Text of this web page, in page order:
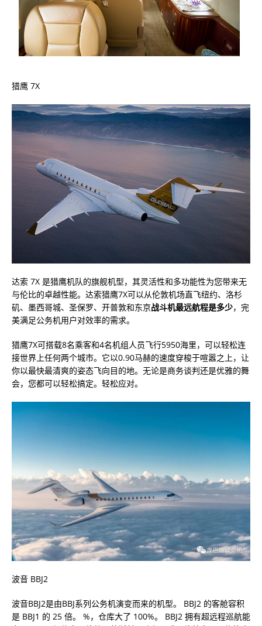
猎鹰 7X
达索 7X 是猎鹰机队的旗舰机型，其灵活性和多功能性为您带来无
与伦比的卓越性能。达索猎鹰7X可以从伦敦机场直飞纽约、洛杉
矶、墨西哥城、圣保罗、开普敦和东京战斗机最远航程是多少，完
美满足公务机用户对效率的需求。
猎鹰7X可搭载8名乘客和4名机组人员飞行5950海里，可以轻松连
接世界上任何两个城市。它以0.90马赫的速度穿梭于喧嚣之上，让
你以最快最清爽的姿态飞向目的地。无论是商务谈判还是优雅的舞
会，您都可以轻松搞定。轻松应对。
波音 BBJ2
波音BBJ2是由BBJ系列公务机演变而来的机型。 BBJ2 的客舱容积
是 BBJ1 的 25 倍。 %，仓库大了 100%。 BBJ2 拥有超远程巡航能